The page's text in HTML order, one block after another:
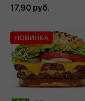
17,90 руб.
НОВИНКА